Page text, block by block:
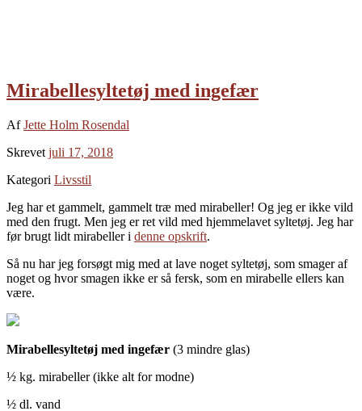
Mirabellesyltetøj med ingefær
AfJette Holm Rosendal
Skrevet juli 17, 2018
Kategori Livsstil
Jeg har et gammelt, gammelt træ med mirabeller! Og jeg er ikke vild
med den frugt. Men jeg er ret vild med hjemmelavet syltetøj. Jeg har
før brugt lidt mirabeller i denne opskrift.
Så nu har jeg forsøgt mig med at lave noget syltetøj, som smager af
noget og hvor smagen ikke er så fersk, som en mirabelle ellers kan
være.
Mirabellesyltetøj med ingefær (3 mindre glas)
½ kg. mirabeller (ikke alt for modne)
½ dl. vand